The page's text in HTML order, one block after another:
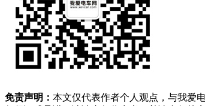
免责声明： 本文仅代表作者个人观点，与我爱